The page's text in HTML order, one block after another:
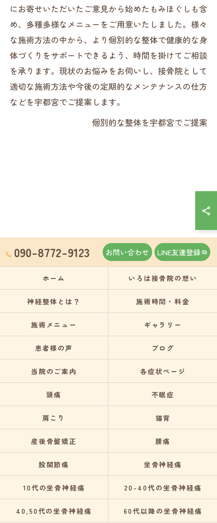
にお寄せいただいたご意見から始めたもみほぐしも含
め、多種多様なメニューをご用意いたしました。様々
な施術方法の中から、より個別的な整体で健康的な身
体づくりをサポートできるよう、時間を掛けてご相談
を承ります。現状のお悩みをお伺いし、接骨院として
適切な施術方法や今後の定期的なメンテナンスの仕方
などを宇都宮でご提案します。
個別的な整体を宇都宮でご提案
090-8772-9123 お問い合わせ LINE友達登録
ホーム いろは接骨院の想い
神経整体とは？ 施術時間・料金
施術メニュー ギャラリー
患者様の声 ブログ
当院のご案内 各症状ページ
頭痛 不眠症
肩こり 猫背
産後骨盤矯正 腰痛
股関節痛 坐骨神経痛
10代の坐骨神経痛 20-40代の坐骨神経痛
40,50代の坐骨神経痛 60代以降の坐骨神経痛